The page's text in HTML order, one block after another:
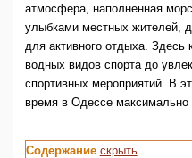
атмосфера, наполненная
улыбками местных жителей,
для активного отдыха.
водных видов спорта до
спортивных мероприятий. В
время в Одессе максимально
Содержание скрыть